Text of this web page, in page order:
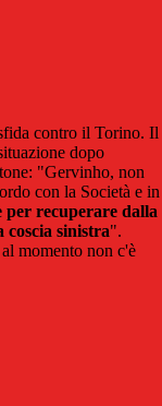
contro il Torino. Il
dopo
"Gervinho, non
con la Società e in
per recuperare dalla
coscia sinistra".
momento non c'è